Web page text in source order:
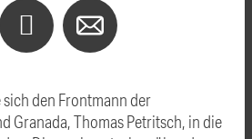
sich den Frontmann der
Granada, Thomas Petritsch, in die